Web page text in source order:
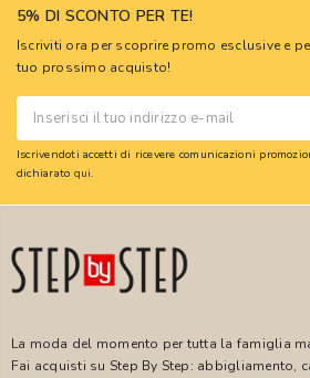
5% DI SCONTO PER TE!
Iscriviti ora per scoprire promo esclusive e
tuo prossimo acquisto!
Iscrivendoti accetti di ricevere comunicazioni
dichiarato qui.
La moda del momento per tutta la famiglia
Fai acquisti su Step By Step: abbigliamento,